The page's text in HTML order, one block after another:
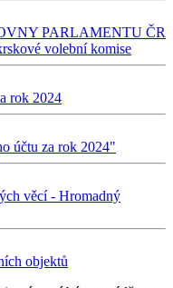
PARLAMENTU ČR
volební komise
rok 2024
účtu za rok 2024"
věcí - Hromadný
objektů